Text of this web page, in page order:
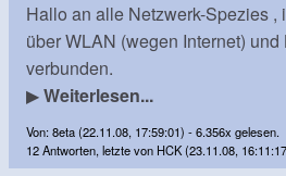
Hallo an alle Netzwerk-Spezies ,
über WLAN (wegen Internet)
verbunden.
▶Weiterlesen...
Von: 8eta (22.11.08, 17:59:01) - 6.356x gelesen.
12 Antworten, letzte von HCK (23.11.08,